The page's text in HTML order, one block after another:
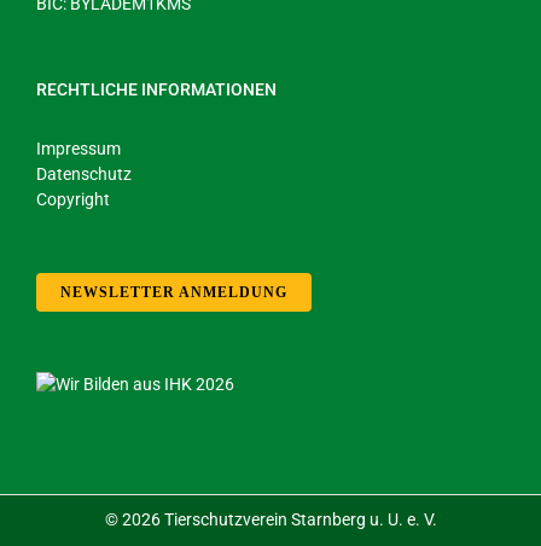
RECHTLICHE INFORMATIONEN
Impressum
Datenschutz
Copyright
NEWSLETTER ANMELDUNG
©2026 Tierschutzverein Starnberg u. U. e. V.